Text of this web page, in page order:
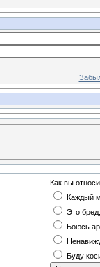
Как вы
Каждый
Это
Боюсь
Буду